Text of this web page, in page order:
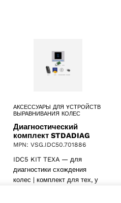
АКСЕССУАРЫ ДЛЯ YСТРОЙСТВ
ВЫРАВНИВАНИЯ КОЛЕС
Диагностический
комплект STDADIAG
MPN: VSG.IDC50.701886
IDC5 KIT TEXA — для
диагностики схождения
колес | комплект для тех, у